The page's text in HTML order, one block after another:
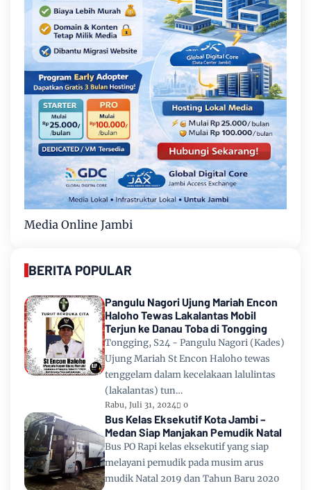
Media Online Jambi
BERITA POPULAR
Pangulu Nagori Ujung Mariah Encon
Haloho Tewas Lakalantas Mobil
Terjun ke Danau Toba di Tongging
Tongging, S24 - Pangulu Nagori (Kades)
Ujung Mariah St Encon Haloho tewas
tenggelam dalam kecelakaan lalulintas
(lakalantas) tun…
Rabu, Juli 31, 2024 0
Bus Kelas Eksekutif Kota Jambi –
Medan Siap Manjakan Pemudik Natal
Bus PO Rapi kelas eksekutif yang siap
melayani pemudik pada musim arus
mudik Natal 2019 dan Tahun Baru 2020